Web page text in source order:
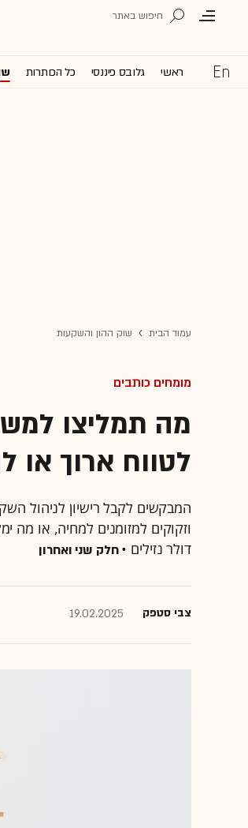
ראשי גלובס פיננסי כל הכותרות
עמוד הבית שוק ההון והשקעות
מומחים כותבים
מה תמליצו
לטווח ארוך או
המבקשים לקבל רישיון לניהול
וזקוקים למזומנים למחיה, או מה
דולר נזילים •חלק שני ואחרון
צבי סטפק 19.02.2025